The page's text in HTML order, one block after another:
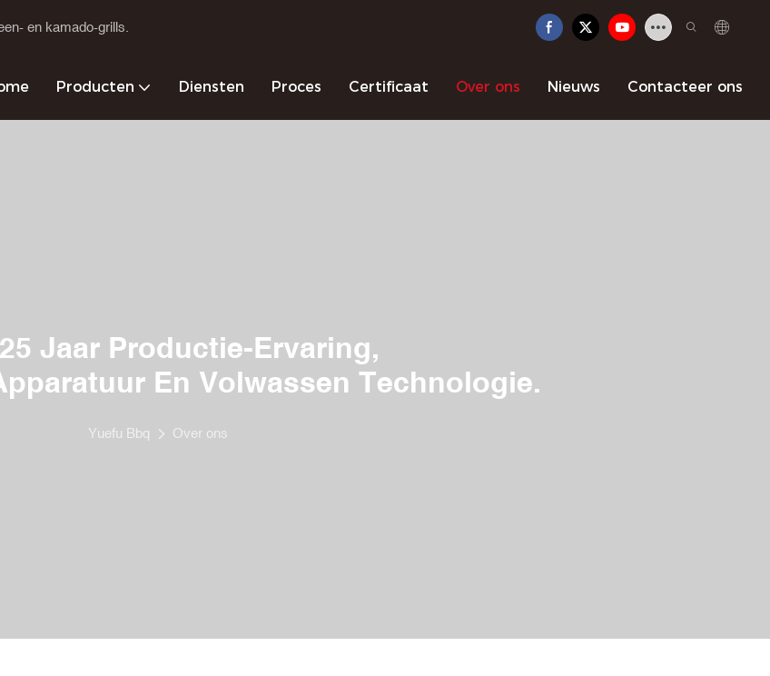
en kamado-grills.
Producten Diensten Proces Certificaat Over ons Nieuws Contacteer ons
Jaar Productie-Ervaring,
En Volwassen Technologie.
Yuefu Bbq Over ons